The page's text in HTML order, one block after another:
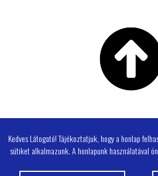
Kedves Látogató! Tájékoztatjuk, hogy a honlap
sütiket alkalmazunk. A honlapunk használatával